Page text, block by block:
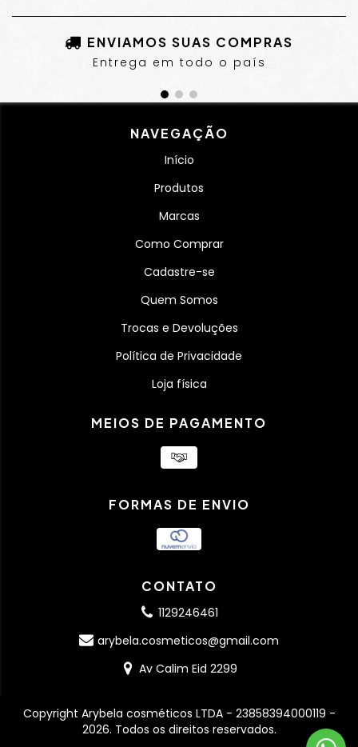
ENVIAMOS SUAS COMPRAS
Entrega em todo o país
NAVEGAÇÃO
Início
Produtos
Marcas
Como Comprar
Cadastre-se
Quem Somos
Trocas e Devoluções
Política de Privacidade
Loja física
MEIOS DE PAGAMENTO
FORMAS DE ENVIO
CONTATO
1129246461
arybela.cosmeticos@gmail.com
Av Calim Eid 2299
Copyright Arybela cosméticos LTDA - 23858394000119 -
2026. Todos os direitos reservados.